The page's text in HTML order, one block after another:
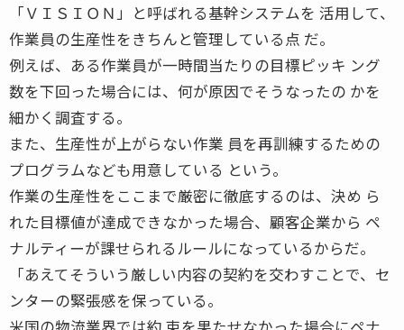
「ＶＩＳＩＯＮ」と呼ばれる基幹システムを 活用して、
作業員の生産性をきちんと管理している点 だ。
例えば、ある作業員が一時間当たりの目標ピッキ ング
数を下回った場合には、何が原因でそうなったの かを
細かく調査する。
また、生産性が上がらない作業 員を再訓練するための
プログラムなども用意している という。
作業の生産性をここまで厳密に徹底するのは、決め ら
れた目標値が達成できなかった場合、顧客企業から ペ
ナルティーが課せられるルールになっているからだ。
「あえてそういう厳しい内容の契約を交わすことで、セ
ンターの緊張感を保っている。